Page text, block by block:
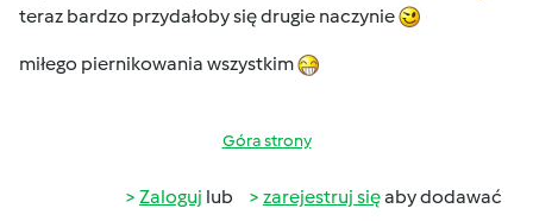
teraz bardzo przydałoby się drugie naczynie
miłego piernikowania wszystkim
Góra strony
Zaloguj lub zarejestruj sięaby dodawać